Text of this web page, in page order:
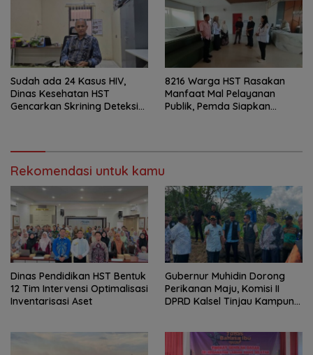
Sudah ada 24 Kasus HIV,
Dinas Kesehatan HST
Gencarkan Skrining Deteksi
8216 Warga HST Rasakan
Manfaat Mal Pelayanan
Publik, Pemda Siapkan
Rekomendasi untuk kamu
Dinas Pendidikan HST Bentuk
12 Tim Intervensi Optimalisasi
Inventarisasi Aset
Gubernur Muhidin Dorong
Perikanan Maju, Komisi II
DPRD Kalsel Tinjau Kampung